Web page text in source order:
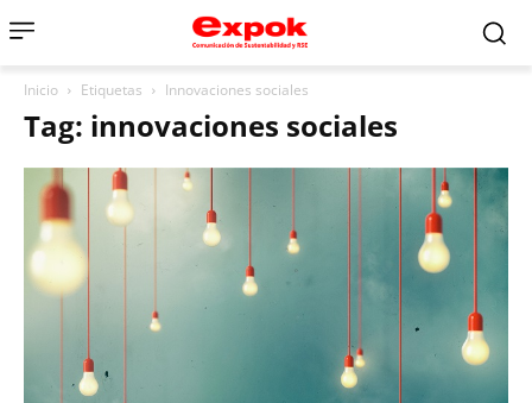
Inicio Etiquetas Innovaciones sociales
Tag: innovaciones sociales